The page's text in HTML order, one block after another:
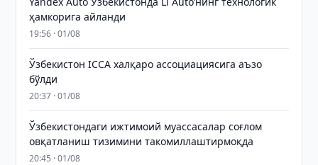
ҳамкорига айланди
19:56 · 01/08
Ўзбекистон ICCA халқаро ассоциациясига аъзо
бўлди
20:37 · 01/08
Ўзбекистондаги ижтимоий муассасалар соғлом
овқатланиш тизимини такомиллаштирмоқда
20:45 · 01/08